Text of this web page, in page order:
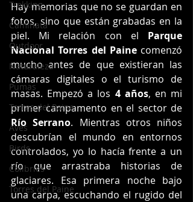
Trekking
Caminata
Outdoor
Naturaleza
Pumas
Torres del Paine
Aves
Birds
Colibries
Torres del Paine
Hay memorias que no se guardan en
fotos, sino que están grabadas en la
piel. Mi relación con el Parque
Nacional Torres del Paine comenzó
mucho antes de que existieran las
cámaras digitales o el turismo de
masas. Empezó a los 4 años, en mi
Río Serrano. Mientras otros niños
descubrían el mundo en entornos
controlados, yo lo hacía frente a un
río que arrastraba historias de
glaciares. Esa primera noche bajo
una carpa, escuchando el rugido del